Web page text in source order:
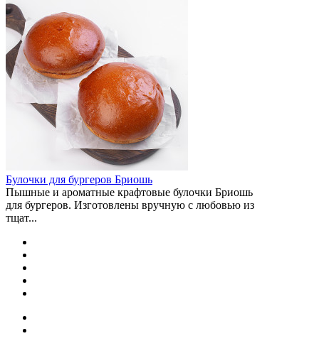
Булочки для бургеров Бриошь
Пышные и ароматные крафтовые булочки Бриошь
для бургеров. Изготовлены вручную с любовью из
тщат...